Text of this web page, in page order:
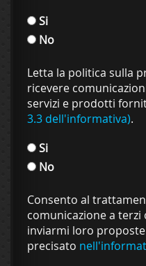
Si
No
Letta la politica sulla
ricevere
servizi e prodotti
3.3 dell'informativa).
Si
No
Consento al
comunicazione a
inviarmi loro
precisato